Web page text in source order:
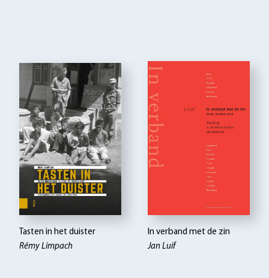
Tasten in het duister
Rémy Limpach
In verband met de zin
Jan Luif